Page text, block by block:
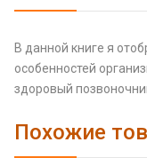
В данной книге я
особенностей
здоровый
Похожие